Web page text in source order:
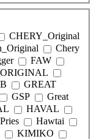
CHERY_Original
Chery
FAW
GREAT
GSP
Great
HAVAL
Hawtai
KIMIKO